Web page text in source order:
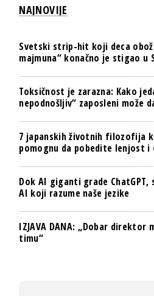
NAJNOVIJE
Svetski strip-hit koji deca
majmuna“ konačno je stigao u
Toksičnost je zarazna: Kako
nepodnošljiv“ zaposleni može
7 japanskih životnih filozofija
pomognu da pobedite lenjost
Dok AI giganti grade
AI koji razume naše jezike
IZJAVA DANA: „Dobar direktor
timu“